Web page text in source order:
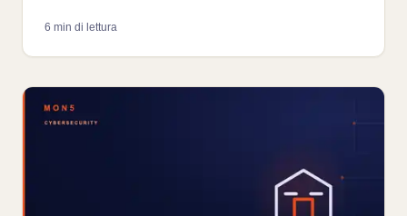
correttamente su un ambiente industriale.
6 min di lettura